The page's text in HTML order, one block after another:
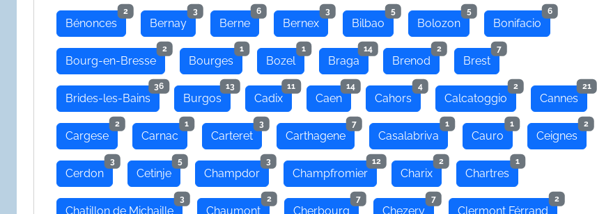
Bénonces
2
Bernay
3
Berne
6
Bernex
3
Bilbao
5
Bolozon
5
Bonifacio
6
Bourg-en-Bresse
2
Bourges
1
Bozel
1
Braga
14
Brenod
2
Brest
7
Brides-les-Bains
36
Burgos
13
Cadix
11
Caen
14
Cahors
4
Calcatoggio
2
Cannes
21
Cargese
2
Carnac
1
Carteret
3
Carthagene
7
Casalabriva
1
Cauro
1
Ceignes
2
Cerdon
3
Cetinje
5
Champdor
3
Champfromier
12
Charix
2
Chartres
1
Chatillon de Michaille
3
Chaumont
2
Cherbourg
7
Chezery
7
Clermont Férrand
2